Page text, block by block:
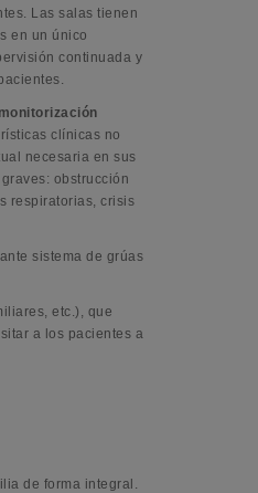
Las salas tienen
en un único
continuada y
clínicas no
necesaria en sus
obstrucción
respiratorias, crisis
sistema de grúas
etc.), que
a los pacientes a
de forma integral.